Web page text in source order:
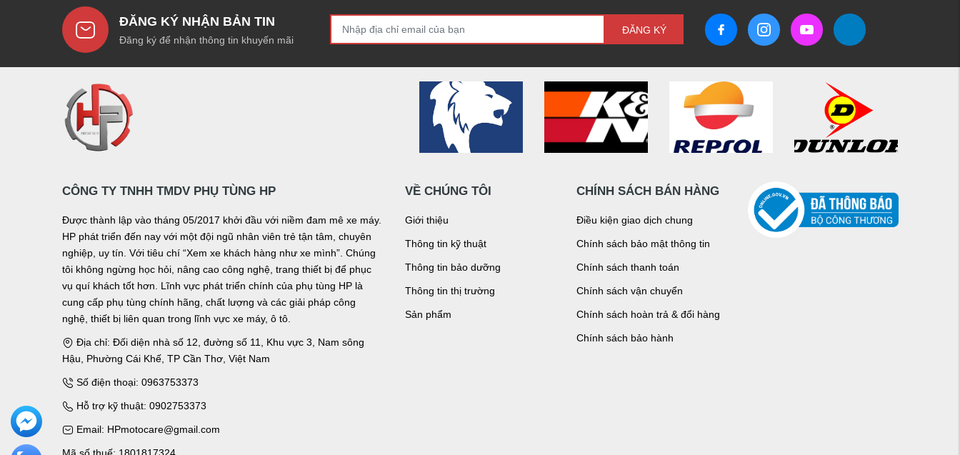
ĐĂNG KÝ NHẬN BẢN TIN
Đăng ký để nhận thông tin khuyến mãi
ĐĂNG KÝ
CÔNG TY TNHH TMDV PHỤ TÙNG HP
Được thành lập vào tháng 05/2017 khởi đầu với niềm đam mê xe máy.
HP phát triển đến nay với một đội ngũ nhân viên trẻ tận tâm, chuyên
nghiệp, uy tín. Với tiêu chí “Xem xe khách hàng như xe mình”. Chúng
tôi không ngừng học hỏi, nâng cao công nghệ, trang thiết bị để phục
vụ quí khách tốt hơn. Lĩnh vực phát triển chính của phụ tùng HP là
cung cấp phụ tùng chính hãng, chất lượng và các giải pháp công
nghệ, thiết bị liên quan trong lĩnh vực xe máy, ô tô.
Địa chỉ: Đối diện nhà số 12, đường số 11, Khu vực 3, Nam sông
Hậu, Phường Cái Khế, TP Cần Thơ, Việt Nam
Số điện thoại: 0963753373
Hỗ trợ kỹ thuật: 0902753373
Email: HPmotocare@gmail.com
Mã số thuế: 1801817324
VỀ CHÚNG TÔI
Giới thiệu
Thông tin kỹ thuật
Thông tin bảo dưỡng
Thông tin thị trường
Sản phẩm
CHÍNH SÁCH BÁN HÀNG
Điều kiện giao dịch chung
Chính sách bảo mật thông tin
Chính sách thanh toán
Chính sách vận chuyển
Chính sách hoàn trả & đổi hàng
Chính sách bảo hành